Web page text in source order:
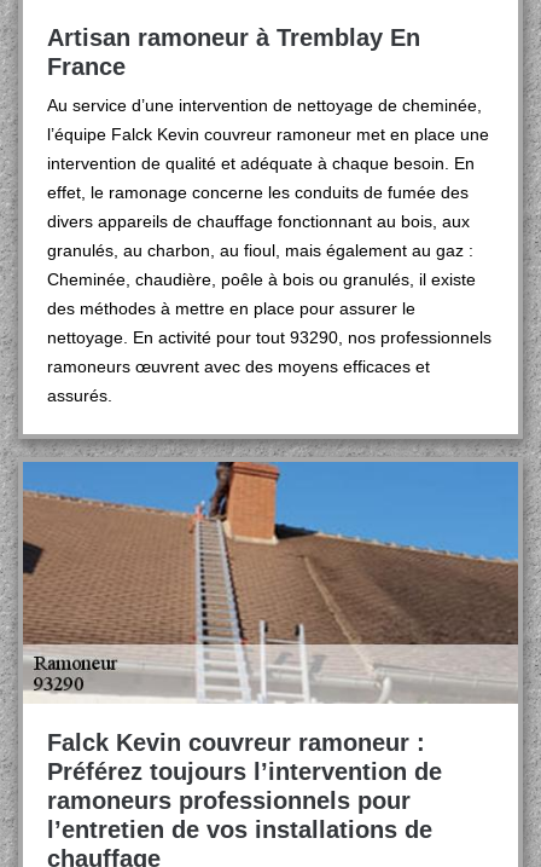
Artisan ramoneur à Tremblay En
France
Au service d’une intervention de nettoyage de cheminée,
l’équipe Falck Kevin couvreur ramoneur met en place une
intervention de qualité et adéquate à chaque besoin. En
effet, le ramonage concerne les conduits de fumée des
divers appareils de chauffage fonctionnant au bois, aux
granulés, au charbon, au fioul, mais également au gaz :
Cheminée, chaudière, poêle à bois ou granulés, il existe
des méthodes à mettre en place pour assurer le
nettoyage. En activité pour tout 93290, nos professionnels
ramoneurs œuvrent avec des moyens efficaces et
assurés.
Falck Kevin couvreur ramoneur :
Préférez toujours l’intervention de
ramoneurs professionnels pour
l’entretien de vos installations de
chauffage